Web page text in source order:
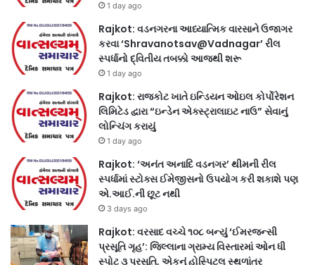
1 day ago
Rajkot: વડનગરના આધ્યાત્મિક વારસાને ઉજાગર
કરવા ‘Shravanotsav@Vadnagar’ રીલ
સ્પર્ધાનો દ્વિતીય તબક્કો આજથી શરૂ
1 day ago
Rajkot: રાજકોટ ખાતે ઇન્ડિયન ઓઇલ કોર્પોરેશન
લિમિટેડ દ્વારા “ઇન્ડેન એક્સ્ટ્રાલાઇટ નાઉ” સેવાનું
લોન્ચિંગ કરાયું
1 day ago
Rajkot: ‘અનંત અનાદિ વડનગર’ થીમની રીલ
સ્પર્ધામાં સ્ટોક્સ ઈમેજીસનો ઉપયોગ કરી શકાશે પણ
એ.આઈ.ની છૂટ નથી
3 days ago
Rajkot: વરસાદ વચ્ચે ૧૦૮ બન્યું ‘ઈમરજન્સી
પ્રસૂતિ ગૃહ’: જિલ્લાના ગ્રામ્ય વિસ્તારમાં ઓન ધી
સ્પોટ ૩ પ્રસૂતિ, એકનું હોસ્પિટલ સ્થળાંતર